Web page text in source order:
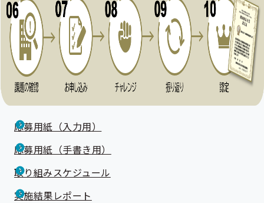
応募用紙（入力用）
応募用紙（手書き用）
取り組みスケジュール
実施結果レポート